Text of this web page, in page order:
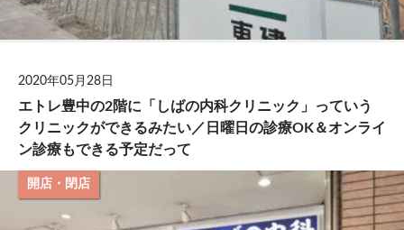
2020年05月28日
エトレ豊中の2階に「しばの内科クリニック」っていう
クリニックができるみたい／日曜日の診療OK＆オンライ
ン診療もできる予定だって
開店・閉店